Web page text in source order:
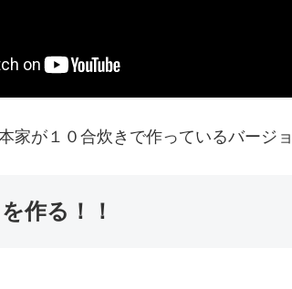
家が１０合炊きで作っているバージ
作る！！